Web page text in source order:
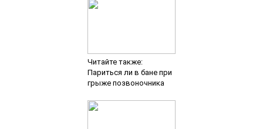
Читайте также:
Париться ли в бане при
грыже позвоночника